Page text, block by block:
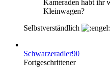
Kameraden habt ihr
Kleinwagen?
Selbstverständlich
Schwarzeradler90
Fortgeschrittener